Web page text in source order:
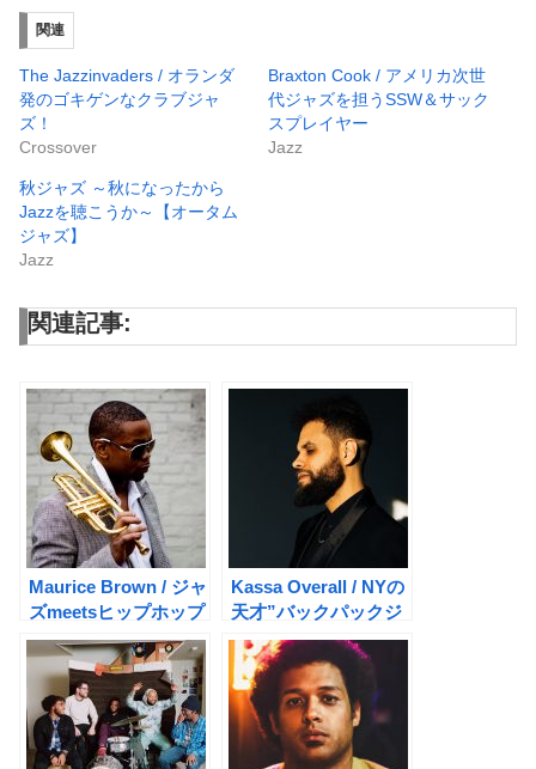
関連
The Jazzinvaders / オランダ
発のゴキゲンなクラブジャ
ズ！
Crossover
Braxton Cook / アメリカ次世
代ジャズを担うSSW＆サック
スプレイヤー
Jazz
秋ジャズ ～秋になったから
Jazzを聴こうか～【オータム
ジャズ】
Jazz
関連記事:
Maurice Brown / ジャ
ズmeetsヒップホップ
の世界
Kassa Overall / NYの
天才”バックパックジ
ャズ”ドラマー